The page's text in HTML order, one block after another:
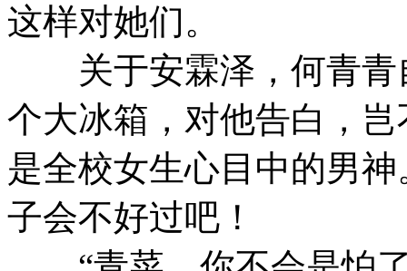
这样对她们。
关于安霖泽，何青青
个大冰箱，对他告白，
是全校女生心目中的男
子会不好过吧！